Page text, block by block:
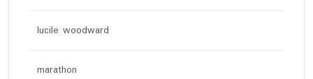
lucile woodward
marathon